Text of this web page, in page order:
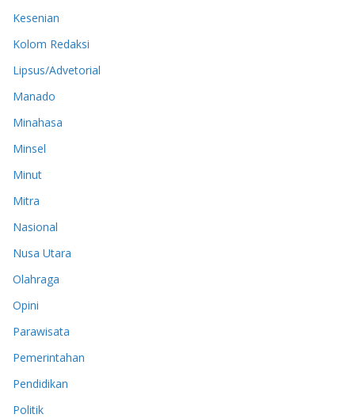
Kesenian
Kolom Redaksi
Lipsus/Advetorial
Manado
Minahasa
Minsel
Minut
Mitra
Nasional
Nusa Utara
Olahraga
Opini
Parawisata
Pemerintahan
Pendidikan
Politik